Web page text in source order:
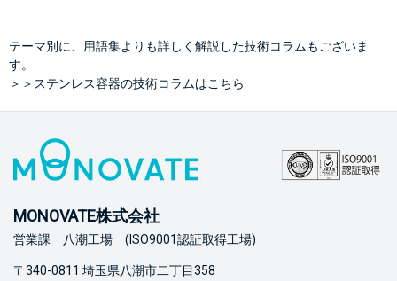
テーマ別に、用語集よりも詳しく解説した技術コラムもございま
す。
＞＞ステンレス容器の技術コラムはこちら
MONOVATE株式会社
営業課 八潮工場 (ISO9001認証取得工場)
〒340-0811 埼玉県八潮市二丁目358